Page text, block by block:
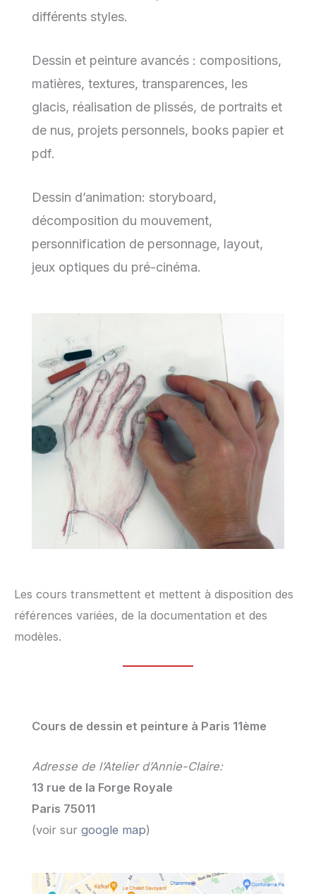
différents styles.
Dessin et peinture avancés : compositions,
matières, textures, transparences, les
glacis, réalisation de plissés, de portraits et
de nus, projets personnels, books papier et
pdf.
Dessin d’animation: storyboard,
décomposition du mouvement,
personnification de personnage, layout,
jeux optiques du pré-cinéma.
Les cours transmettent et mettent à disposition des
références variées, de la documentation et des
modèles.
Cours de dessin et peinture à Paris 11ème
Adresse de l’Atelier d’Annie-Claire:
13 rue de la Forge Royale
Paris 75011
(voir sur google map)